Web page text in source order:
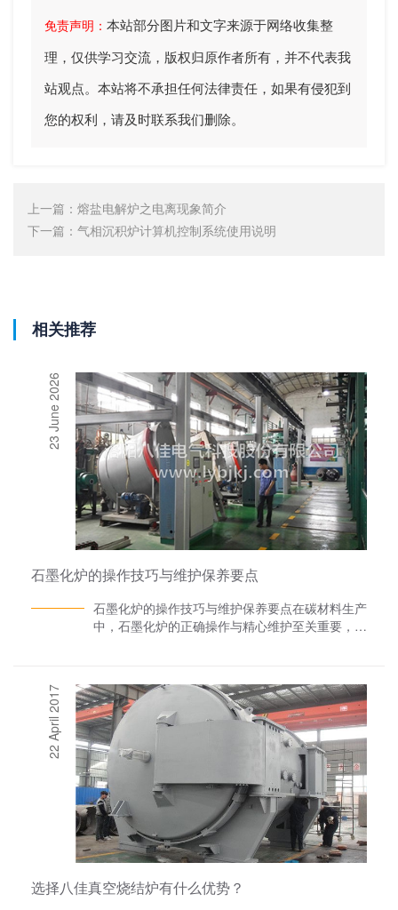
免责声明： 本站部分图片和文字来源于网络收集整
理，仅供学习交流，版权归原作者所有，并不代表我
站观点。本站将不承担任何法律责任，如果有侵犯到
您的权利，请及时联系我们删除。
上一篇： 熔盐电解炉之电离现象简介
下一篇： 气相沉积炉计算机控制系统使用说明
相关推荐
23 June 2026
石墨化炉的操作技巧与维护保养要点
石墨化炉的操作技巧与维护保养要点在碳材料生产
中，石墨化炉的正确操作与精心维护至关重要，这
忌快速升温。应依据炉内碳材料特性和既定工艺，
缓慢提升温度。一般起始阶段，每小时升温 50 -
100℃为宜。例如处理普通碳材料，慢升温可避免
材料因热应力集中而出现开裂等问题。待炉温升至
一定程度，材料内部结构初步稳定后，再适度加快
升温速率，直至达到目标石墨化温度。缓温度监
控：整个石墨化过程，精准监控温度不可或缺。借
助高精度温度传感器，实时掌握炉内温度变化。操
作人员需时刻留意温度数据，一旦温度波动超出正
常范围，迅速排查原因。若温度异常升高，可能是
佳导致热量散失。根据不同情况，及时调整加热功
22 April 2017
选择八佳真空烧结炉有什么优势？